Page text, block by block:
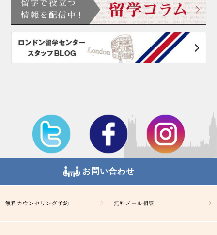
お問い合わせ
無料カウンセリング予約 無料メール相談